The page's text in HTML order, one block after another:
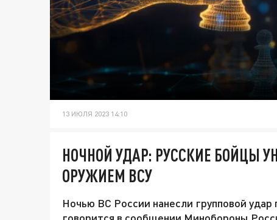
13 ИЮЛЯ 2023 14:10
НОЧНОЙ УДАР: РУССКИЕ БОЙЦЫ
ОРУЖИЕМ ВСУ
Ночью ВС России нанесли групповой